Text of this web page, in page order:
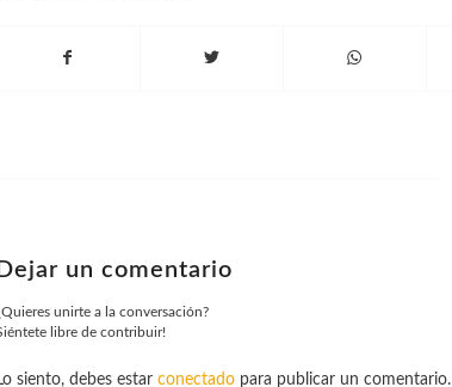
Dejar un comentario
unirte a la conversación?
libre de contribuir!
Lo siento, debes estar conectadopara publicar un comentario.